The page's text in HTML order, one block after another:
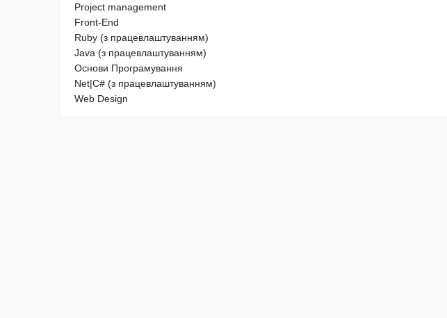
Project management
Front-End
Ruby (з працевлаштуванням)
Java (з працевлаштуванням)
Основи Програмування
Net|C# (з працевлаштуванням)
Web Design